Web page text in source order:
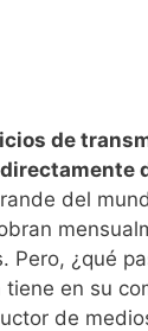
de
del
Pero, ¿qué
en su
de